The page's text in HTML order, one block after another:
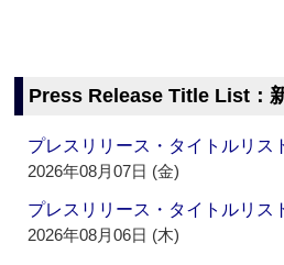
Press Release Title List：
プレスリリース・タイトルリ
2026年08月07日 (金)
プレスリリース・タイトルリ
2026年08月06日 (木)